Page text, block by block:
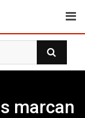
marcan